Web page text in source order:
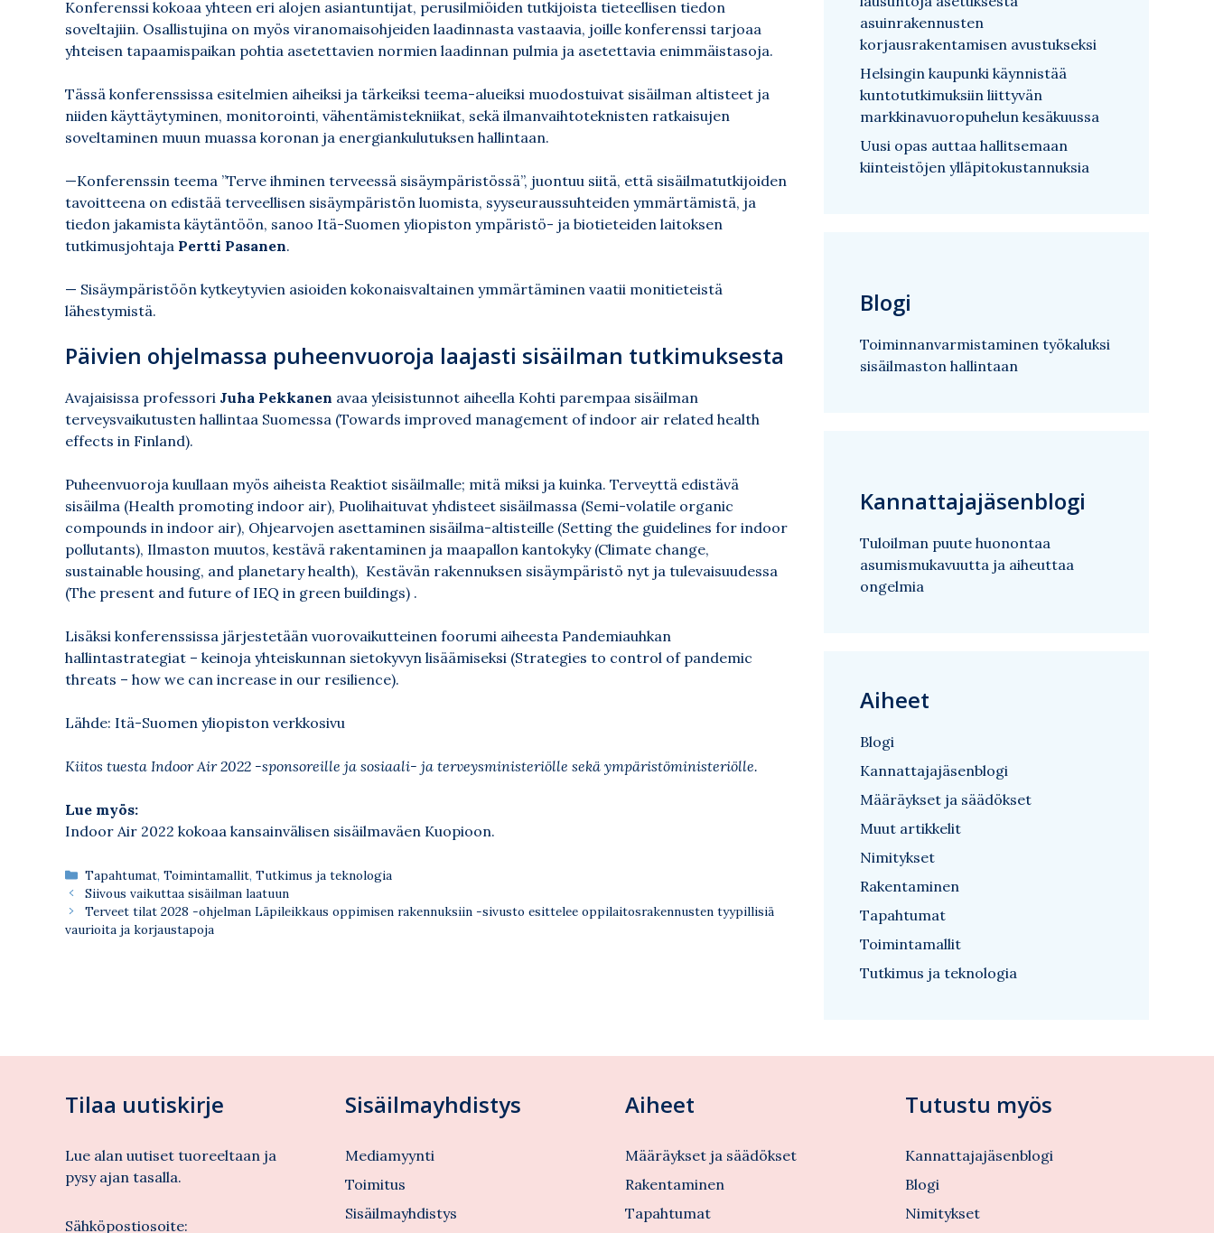
Konferenssi kokoaa yhteen eri alojen asiantuntijat, perusilmiöiden tutkijoista tieteellisen tiedon
soveltajiin. Osallistujina on myös viranomaisohjeiden laadinnasta vastaavia, joille konferenssi tarjoaa
yhteisen tapaamispaikan pohtia asetettavien normien laadinnan pulmia ja asetettavia enimmäistasoja.
Tässä konferenssissa esitelmien aiheiksi ja tärkeiksi teema-alueiksi muodostuivat sisäilman altisteet ja
niiden käyttäytyminen, monitorointi, vähentämistekniikat, sekä ilmanvaihtoteknisten ratkaisujen
soveltaminen muun muassa koronan ja energiankulutuksen hallintaan.
—Konferenssin teema ”Terve ihminen terveessä sisäympäristössä”, juontuu siitä, että sisäilmatutkijoiden
tavoitteena on edistää terveellisen sisäympäristön luomista, syyseuraussuhteiden ymmärtämistä, ja
tiedon jakamista käytäntöön, sanoo Itä-Suomen yliopiston ympäristö- ja biotieteiden laitoksen
tutkimusjohtaja Pertti Pasanen.
— Sisäympäristöön kytkeytyvien asioiden kokonaisvaltainen ymmärtäminen vaatii monitieteistä
lähestymistä.
Päivien ohjelmassa puheenvuoroja laajasti sisäilman tutkimuksesta
Avajaisissa professori Juha Pekkanen avaa yleisistunnot aiheella Kohti parempaa sisäilman
terveysvaikutusten hallintaa Suomessa (Towards improved management of indoor air related health
effects in Finland).
Puheenvuoroja kuullaan myös aiheista Reaktiot sisäilmalle; mitä miksi ja kuinka. Terveyttä edistävä
sisäilma (Health promoting indoor air), Puolihaituvat yhdisteet sisäilmassa (Semi-volatile organic
compounds in indoor air), Ohjearvojen asettaminen sisäilma-altisteille (Setting the guidelines for indoor
pollutants), Ilmaston muutos, kestävä rakentaminen ja maapallon kantokyky (Climate change,
sustainable housing, and planetary health), Kestävän rakennuksen sisäympäristö nyt ja tulevaisuudessa
(The present and future of IEQ in green buildings) .
Lisäksi konferenssissa järjestetään vuorovaikutteinen foorumi aiheesta Pandemiauhkan
hallintastrategiat – keinoja yhteiskunnan sietokyvyn lisäämiseksi (Strategies to control of pandemic
threats – how we can increase in our resilience).
Lähde: Itä-Suomen yliopiston verkkosivu
Kiitos tuesta Indoor Air 2022 -sponsoreille ja sosiaali- ja terveysministeriölle sekä ympäristöministeriölle.
Lue myös:
Indoor Air 2022 kokoaa kansainvälisen sisäilmaväen Kuopioon.
Kategoriat
Tapahtumat, Toimintamallit, Tutkimus ja teknologia
Siivous vaikuttaa sisäilman laatuun
Terveet tilat 2028 -ohjelman Läpileikkaus oppimisen rakennuksiin -sivusto esittelee oppilaitosrakennusten tyypillisiä
vaurioita ja korjaustapoja
asuinrakennusten
korjausrakentamisen avustukseksi
Helsingin kaupunki käynnistää
kuntotutkimuksiin liittyvän
markkinavuoropuhelun kesäkuussa
Uusi opas auttaa hallitsemaan
kiinteistöjen ylläpitokustannuksia
Blogi
Toiminnanvarmistaminen työkaluksi
sisäilmaston hallintaan
Kannattajajäsenblogi
Tuloilman puute huonontaa
asumismukavuutta ja aiheuttaa
ongelmia
Aiheet
Blogi
Kannattajajäsenblogi
Määräykset ja säädökset
Muut artikkelit
Nimitykset
Rakentaminen
Tapahtumat
Toimintamallit
Tutkimus ja teknologia
Tilaa uutiskirje
Lue alan uutiset tuoreeltaan ja
pysy ajan tasalla.
Sähköpostiosoite:
Sisäilmayhdistys
Mediamyynti
Toimitus
Sisäilmayhdistys
Aiheet
Määräykset ja säädökset
Rakentaminen
Tapahtumat
Tutustu myös
Kannattajajäsenblogi
Blogi
Nimitykset